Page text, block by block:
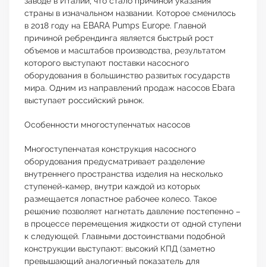
страны в изначальном названии. Которое сменилось
в 2018 году на EBARA Pumps Europe. Главной
причиной ребрендинга является быстрый рост
объемов и масштабов производства, результатом
которого выступают поставки насосного
оборудования в большинство развитых государств
мира. Одним из направлений продаж насосов Ebara
выступает российский рынок.
Особенности многоступенчатых насосов
Многоступенчатая конструкция насосного
оборудования предусматривает разделение
внутреннего пространства изделия на несколько
ступеней-камер, внутри каждой из которых
размещается лопастное рабочее колесо. Такое
решение позволяет нагнетать давление постепенно –
в процессе перемещения жидкости от одной ступени
к следующей. Главными достоинствами подобной
конструкции выступают: высокий КПД (заметно
превышающий аналогичный показатель для